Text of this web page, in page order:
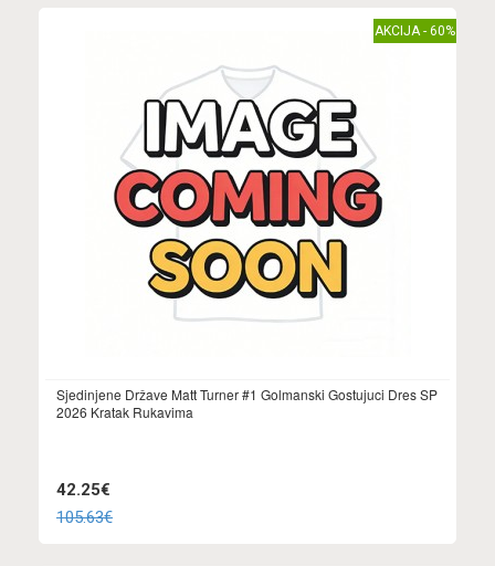
AKCIJA - 60%
Sjedinjene Države Matt Turner #1 Golmanski Gostujuci Dres SP
2026 Kratak Rukavima
42.25€
105.63€